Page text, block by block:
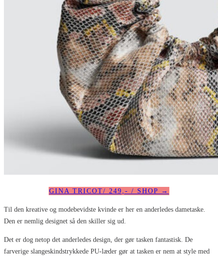
GINA TRICOT/ 249,- / SHOP →
Til den kreative og modebevidste kvinde er her en anderledes dametaske.
Den er nemlig designet så den skiller sig ud.
Det er dog netop det anderledes design, der gør tasken fantastisk. De
farverige slangeskindstrykkede PU-læder gør at tasken er nem at style med